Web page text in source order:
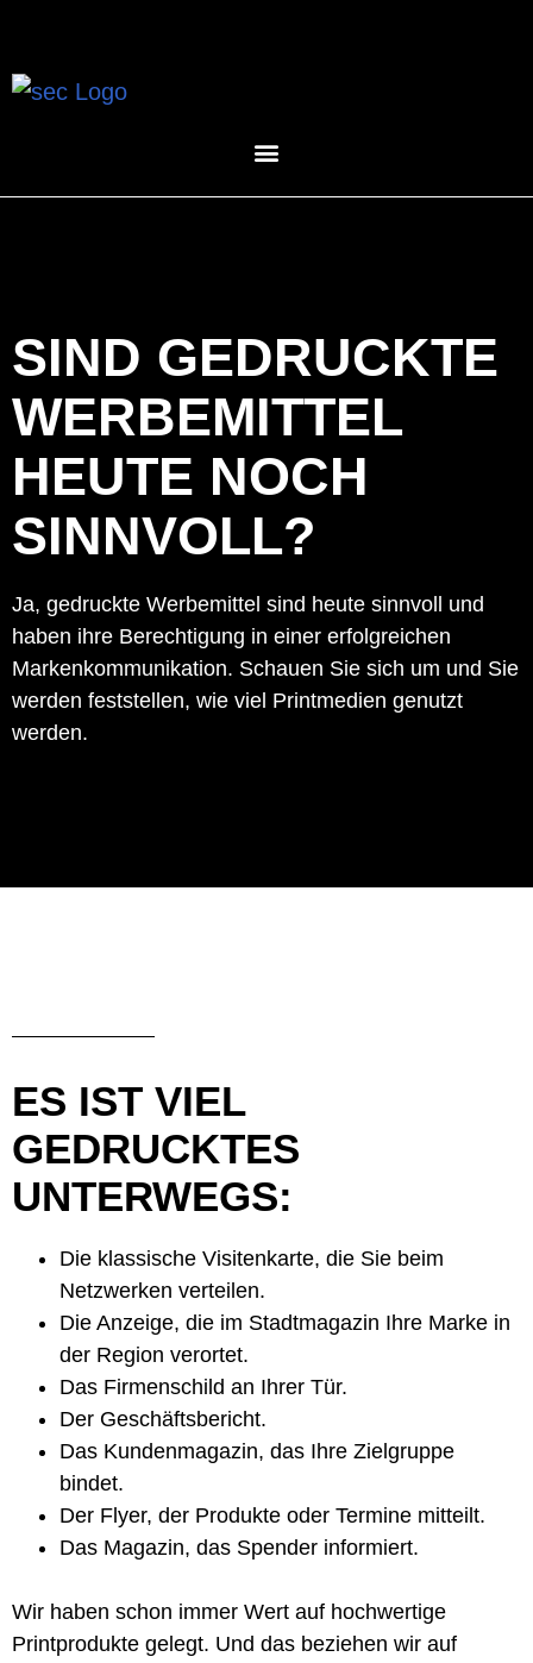
SIND GEDRUCKTE
WERBEMITTEL
HEUTE NOCH
SINNVOLL?
Ja, gedruckte Werbemittel sind heute sinnvoll und
haben ihre Berechtigung in einer erfolgreichen
Markenkommunikation. Schauen Sie sich um und Sie
werden feststellen, wie viel Printmedien genutzt
werden.
ES IST VIEL
GEDRUCKTES
UNTERWEGS:
Die klassische Visitenkarte, die Sie beim
Netzwerken verteilen.
Die Anzeige, die im Stadtmagazin Ihre Marke in
der Region verortet.
Das Firmenschild an Ihrer Tür.
Der Geschäftsbericht.
Das Kundenmagazin, das Ihre Zielgruppe
bindet.
Der Flyer, der Produkte oder Termine mitteilt.
Das Magazin, das Spender informiert.
Wir haben schon immer Wert auf hochwertige
Printprodukte gelegt. Und das beziehen wir auf